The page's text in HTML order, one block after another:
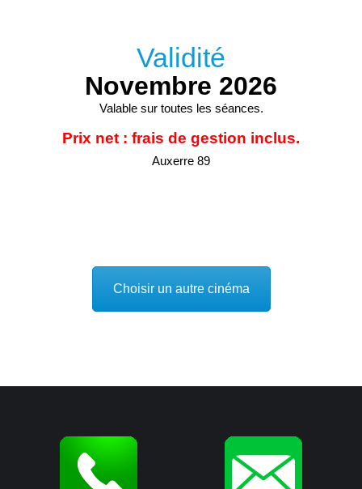
Validité
Novembre 2026
Valable sur toutes les séances.
Prix net : frais de gestion inclus.
Auxerre 89
Choisir un autre cinéma